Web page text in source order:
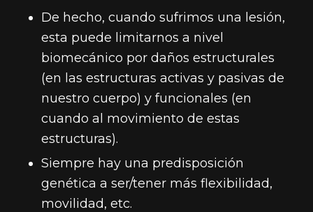
De hecho, cuando sufrimos una lesión,
esta puede limitarnos a nivel
biomecánico por daños estructurales
(en las estructuras activas y pasivas de
nuestro cuerpo) y funcionales (en
cuando al movimiento de estas
estructuras).
Siempre hay una predisposición
genética a ser/tener más flexibilidad,
movilidad, etc.